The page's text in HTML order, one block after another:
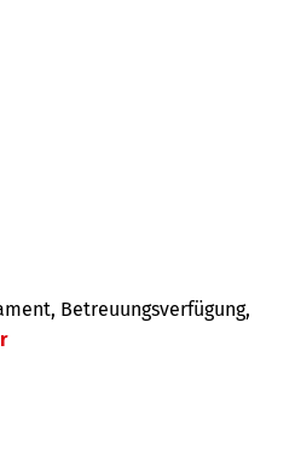
Be­treuungs­verfü­gung,